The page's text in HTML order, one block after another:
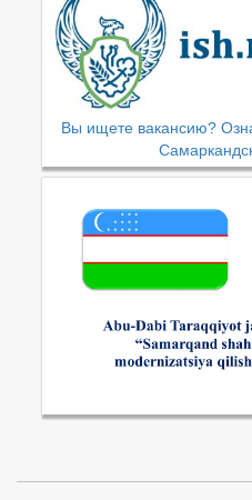
Вы ищете вакансию?